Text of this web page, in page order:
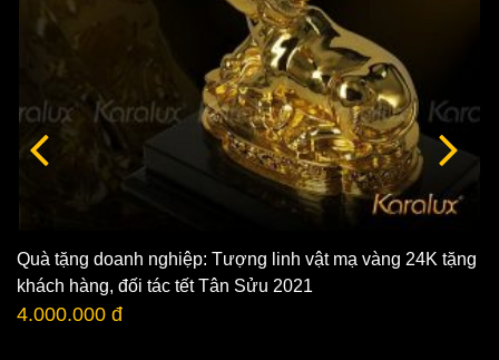
Quà tặng doanh nghiệp: Tượng linh vật mạ vàng 24K tặng
khách hàng, đối tác tết Tân Sửu 2021
4.000.000 đ